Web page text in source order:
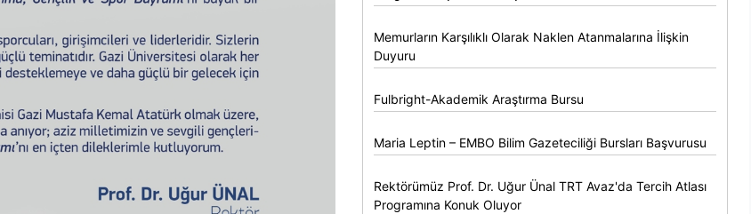
Memurların Karşılıklı Olarak Naklen Atanmalarına İlişkin
Duyuru
Fulbright-Akademik Araştırma Bursu
Maria Leptin – EMBO Bilim Gazeteciliği Bursları Başvurusu
Rektörümüz Prof. Dr. Uğur Ünal TRT Avaz'da Tercih Atlası
Programına Konuk Oluyor